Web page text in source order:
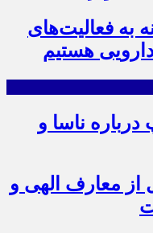
به فعالیت‌های
هستیم
درباره ناسا و
از معارف الهی و